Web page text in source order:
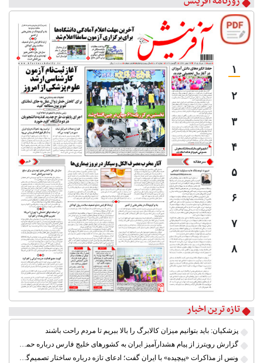
۱
۲
۳
۴
۵
۶
۷
۸
تازه ترین اخبار
پزشکیان: باید بتوانیم میزان کالابرگ را بالا ببریم تا مردم راحت باشند